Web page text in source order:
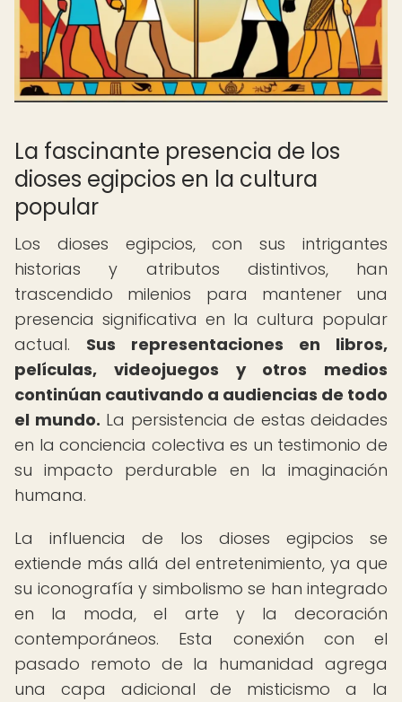
La fascinante presencia de los
dioses egipcios en la cultura
popular
Los dioses egipcios, con sus intrigantes
historias y atributos distintivos, han
trascendido milenios para mantener una
presencia significativa en la cultura popular
actual. Sus representaciones en libros,
películas, videojuegos y otros medios
continúan cautivando a audiencias de todo
el mundo. La persistencia de estas deidades
en la conciencia colectiva es un testimonio de
su impacto perdurable en la imaginación
humana.
La influencia de los dioses egipcios se
extiende más allá del entretenimiento, ya que
su iconografía y simbolismo se han integrado
en la moda, el arte y la decoración
contemporáneos. Esta conexión con el
pasado remoto de la humanidad agrega
una capa adicional de misticismo a la